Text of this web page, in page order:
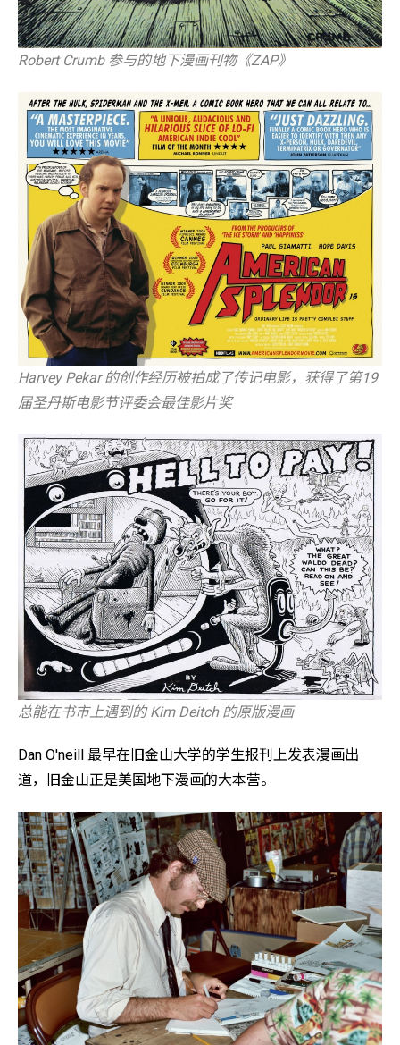
Robert Crumb 参与的地下漫画刊物《ZAP》
Harvey Pekar 的创作经历被拍成了传记电影，获得了第19
届圣丹斯电影节评委会最佳影片奖
总能在书市上遇到的 Kim Deitch 的原版漫画
Dan O'neill 最早在旧金山大学的学生报刊上发表漫画出
道，旧金山正是美国地下漫画的大本营。